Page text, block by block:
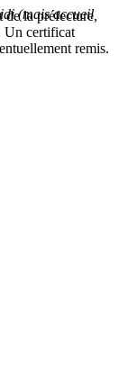
de la préfecture,
Un certificat
remis.
(mais accueil